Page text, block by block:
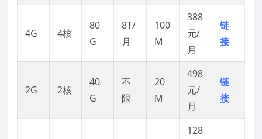
4G 4核
80
G
8T/
月
100
M
388
元/
月
链
接
2G 2核
40
G
不
限
20
M
498
元/
月
链
接
128